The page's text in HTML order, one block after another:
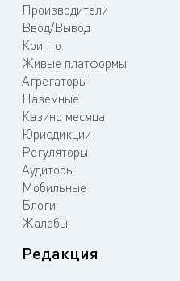
Производители
Ввод/Вывод
Крипто
Живые платформы
Агрегаторы
Наземные
Казино месяца
Юрисдикции
Регуляторы
Аудиторы
Мобильные
Блоги
Жалобы
Редакция